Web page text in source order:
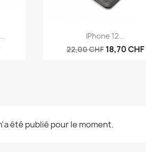
Aperçu rapide
IPhone 12...
22,00 CHF 18,70 CHF
été publié pour le moment.